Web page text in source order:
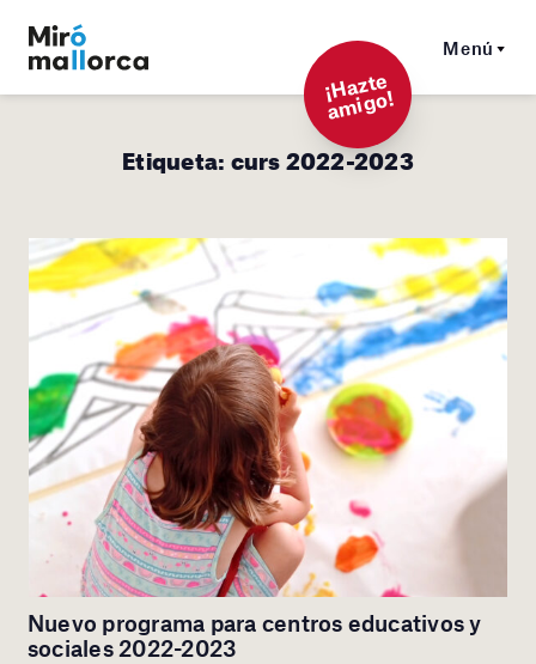
Menú
¡
Hazt
e
a
mi
g
o!
Etiqueta:curs 2022-2023
Nuevo programa para centros educativos y
sociales 2022-2023